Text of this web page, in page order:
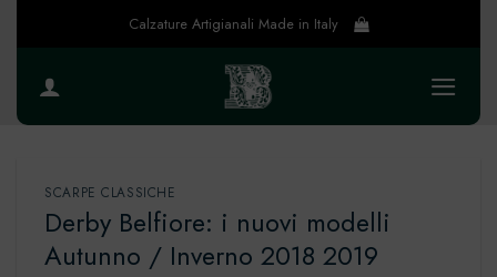
Calzature Artigianali Made in Italy
SCARPE CLASSICHE
Derby Belfiore: i nuovi modelli
Autunno / Inverno 2018 2019